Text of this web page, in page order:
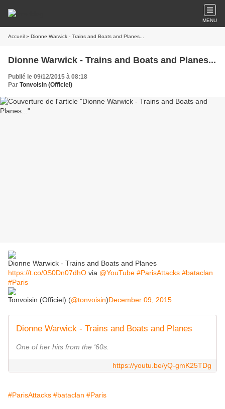
MENU
Accueil » Dionne Warwick - Trains and Boats and Planes...
Dionne Warwick - Trains and Boats and Planes...
Publié le 09/12/2015 à 08:18
Par Tonvoisin (Officiel)
Dionne Warwick - Trains and Boats and Planes
https://t.co/0S0Dn07dhO via @YouTube #ParisAttacks #bataclan
#Paris
Tonvoisin (Officiel) (@tonvoisin)December 09, 2015
Dionne Warwick - Trains and Boats and Planes
One of her hits from the '60s.
https://youtu.be/yQ-gmK25TDg
#ParisAttacks #bataclan #Paris